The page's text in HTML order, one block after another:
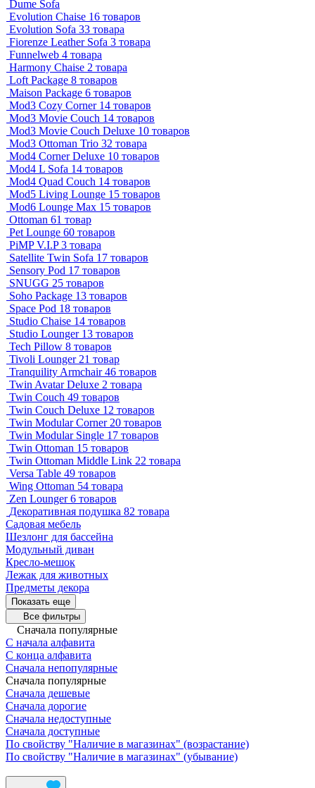
Dume Sofa
Evolution Chaise 16 товаров
Evolution Sofa 33 товара
Fiorenze Leather Sofa 3 товара
Funnelweb 4 товара
Harmony Chaise 2 товара
Loft Package 8 товаров
Maison Package 6 товаров
Mod3 Cozy Corner 14 товаров
Mod3 Movie Couch 14 товаров
Mod3 Movie Couch Deluxe 10 товаров
Mod3 Ottoman Trio 32 товара
Mod4 Corner Deluxe 10 товаров
Mod4 L Sofa 14 товаров
Mod4 Quad Couch 14 товаров
Mod5 Living Lounge 15 товаров
Mod6 Lounge Max 15 товаров
Ottoman 61 товар
Pet Lounge 60 товаров
PiMP V.I.P 3 товара
Satellite Twin Sofa 17 товаров
Sensory Pod 17 товаров
SNUGG 25 товаров
Soho Package 13 товаров
Space Pod 18 товаров
Studio Chaise 14 товаров
Studio Lounger 13 товаров
Tech Pillow 8 товаров
Tivoli Lounger 21 товар
Tranquility Armchair 46 товаров
Twin Avatar Deluxe 2 товара
Twin Couch 49 товаров
Twin Couch Deluxe 12 товаров
Twin Modular Corner 20 товаров
Twin Modular Single 17 товаров
Twin Ottoman 15 товаров
Twin Ottoman Middle Link 22 товара
Versa Table 49 товаров
Wing Ottoman 54 товара
Zen Lounger 6 товаров
Декоративная подушка 82 товара
Садовая мебель
Шезлонг для бассейна
Модульный диван
Кресло-мешок
Лежак для животных
Предметы декора
Показать еще
Все фильтры
Сначала популярные
С начала алфавита
С конца алфавита
Сначала непопулярные
Сначала популярные
Сначала дешевые
Сначала дорогие
Сначала недоступные
Сначала доступные
По свойству "Наличие в магазинах" (возрастание)
По свойству "Наличие в магазинах" (убывание)